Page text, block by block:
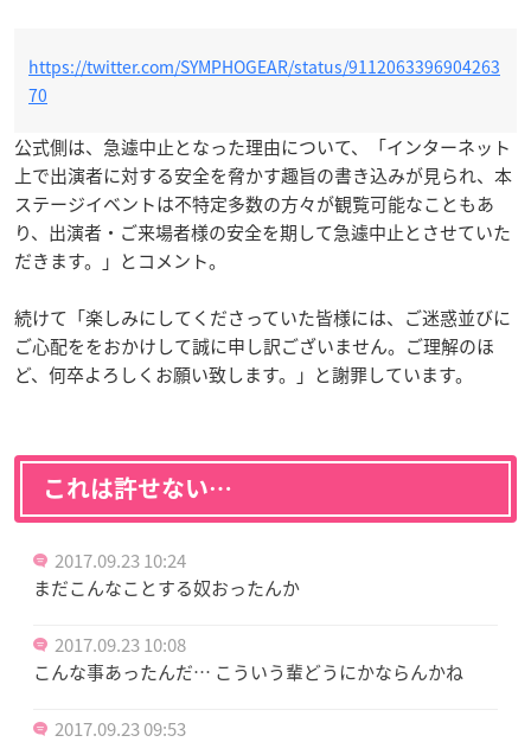
https://twitter.com/SYMPHOGEAR/status/9112063396904263
70
公式側は、急遽中止となった理由について、「インターネット
上で出演者に対する安全を脅かす趣旨の書き込みが見られ、本
ステージイベントは不特定多数の方々が観覧可能なこともあ
り、出演者・ご来場者様の安全を期して急遽中止とさせていた
だきます。 」とコメント。
続けて「楽しみにしてくださっていた皆様には、ご迷惑並びに
ご心配ををおかけして誠に申し訳ございません。ご理解のほ
ど、何卒よろしくお願い致します。」と謝罪しています。
これは許せない…
2017.09.23 10:24
まだこんなことする奴おったんか
2017.09.23 10:08
こんな事あったんだ… こういう輩どうにかならんかね
2017.09.23 09:53